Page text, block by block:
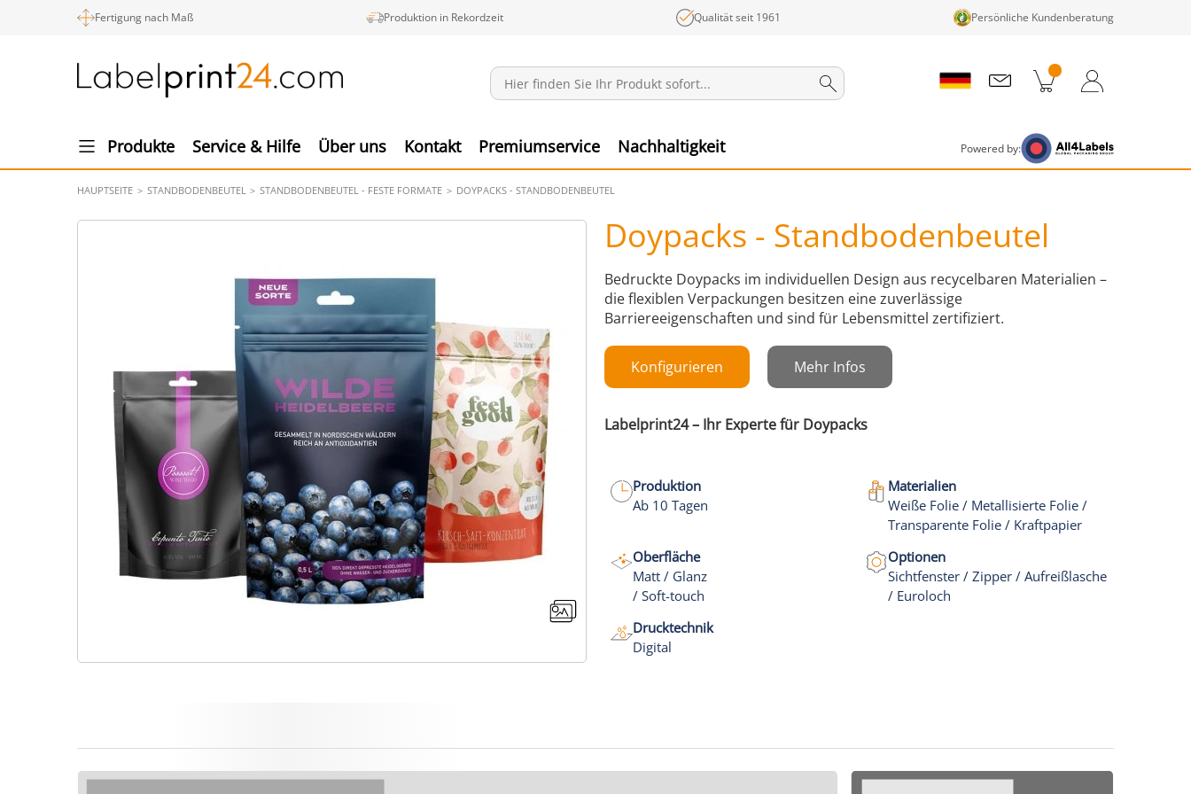
Fertigung nach Maß Produktion in Rekordzeit Qualität seit 1961 Persönliche Kundenberatung
Produkte Service & Hilfe Über uns Kontakt Premiumservice Nachhaltigkeit Powered by:
HAUPTSEITE STANDBODENBEUTEL STANDBODENBEUTEL - FESTE FORMATE DOYPACKS - STANDBODENBEUTEL
Doypacks - Standbodenbeutel
Bedruckte Doypacks im individuellen Design aus recycelbaren Materialien –
die flexiblen Verpackungen besitzen eine zuverlässige
Barriereeigenschaften und sind für Lebensmittel zertifiziert.
Konfigurieren Mehr Infos
Labelprint24 – Ihr Experte für Doypacks
Produktion
Ab 10 Tagen
Materialien
Weiße Folie / Metallisierte Folie /
Transparente Folie / Kraftpapier
Oberfläche
Matt / Glanz
/ Soft-touch
Optionen
Sichtfenster / Zipper / Aufreißlasche
/ Euroloch
Drucktechnik
Digital